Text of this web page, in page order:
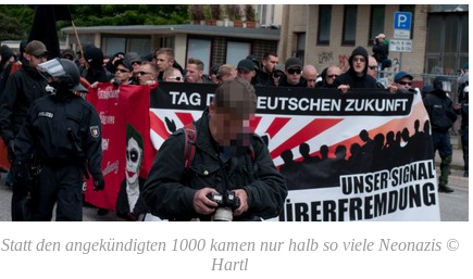
Statt den angekündigten 1000 kamen nur halb so viele Neonazis ©
Hartl